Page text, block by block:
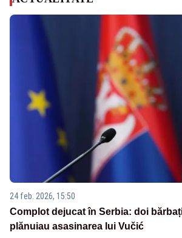
24 feb. 2026, 15:50
Complot dejucat în Serbia: doi
plănuiau asasinarea lui Vučić